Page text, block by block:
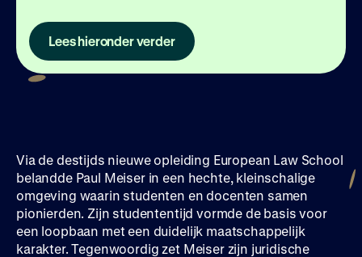
Lees hieronder verder
Via de destijds nieuwe opleiding European Law School
belandde Paul Meiser in een hechte, kleinschalige
omgeving waarin studenten en docenten samen
pionierden. Zijn studententijd vormde de basis voor
een loopbaan met een duidelijk maatschappelijk
karakter. Tegenwoordig zet Meiser zijn juridische